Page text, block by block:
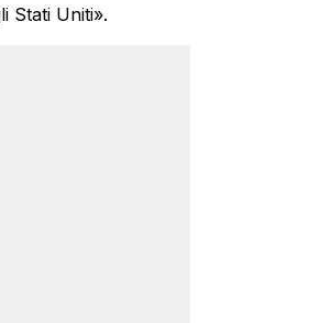
Stati Uniti».